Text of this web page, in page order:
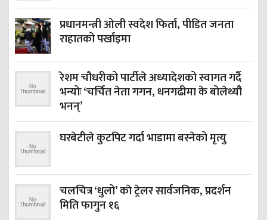
प्रधानमन्त्री ओली स्वदेश फिर्ता, पीडित जनता
राहातको पर्खाइमा
रेशम चौधरीको पार्टीले अध्यादेशको स्वागत गर्दै
भन्योः ‘चर्चित नेता गगन, धनगढीमा के बोलेथ्यौ
भनन्’
घरबेटीले कुटपिट गर्दा भाडामा बस्नेको मृत्यु
चलचित्र ‘धुलो’ काे ट्रेलर सार्वजनिक, प्रदर्शन
मिति फागुन १६